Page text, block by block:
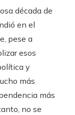
década de
en el
pese a
esos
y
más
más
no se